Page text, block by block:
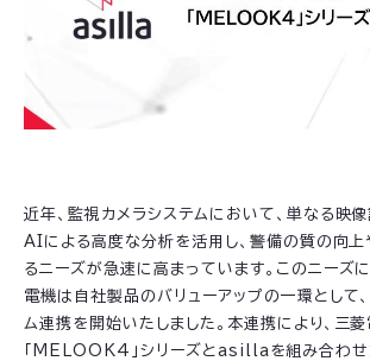
近年、監視カメラシステムにおいて、単なる映像
AIによる高度な分析を活用し、警備の質の向上
るニーズが急速に高まっています。このニーズ
電機は自社製品のバリューアップの一環とし
ム連携を開始いたしました。本連携により、三
「MELOOK4」シリーズとasillaを組み合わせ